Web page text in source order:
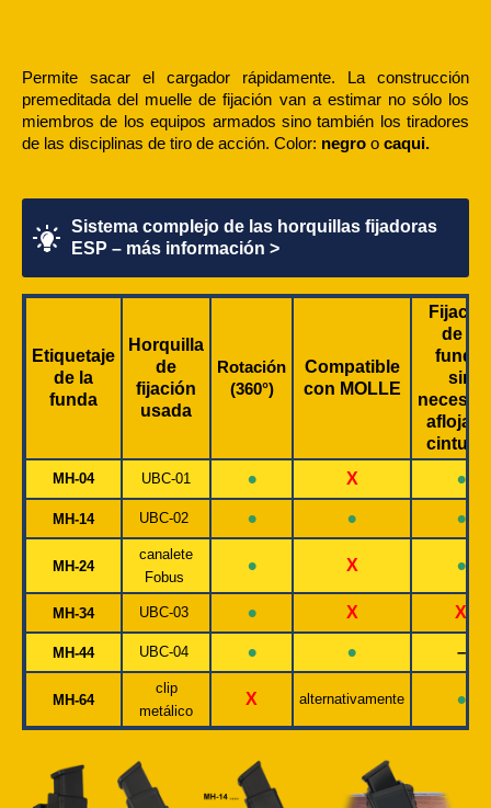
Permite sacar el cargador rápidamente. La construcción
premeditada del muelle de fijación van a estimar no sólo los
miembros de los equipos armados sino también los tiradores
de las disciplinas de tiro de acción. Color: negro o caqui.
Sistema complejo de las horquillas fijadoras
ESP – más información >
Etiquetaje
de la
funda
Horquilla
de
fijación
usada
Rotación
(360°)
Compatible
con MOLLE
de la
funda
sin
aflojar
MH-04 UBC-01 • X •
MH-14 UBC-02 • • •
MH-24
canalete
Fobus
• X •
MH-34 UBC-03 • X X
MH-44 UBC-04 • • –
MH-64
clip
metálico
X alternativamente •